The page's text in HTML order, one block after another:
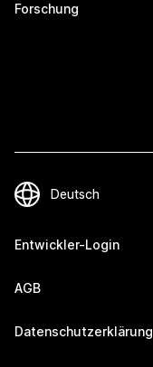
Forschung
Entwickler-Login
AGB
Datenschutzerklärung